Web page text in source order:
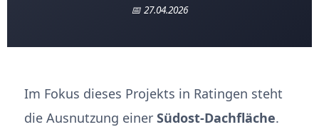
📅 27.04.2026
Im Fokus dieses Projekts in Ratingen steht
die Ausnutzung einer Südost-Dachfläche.